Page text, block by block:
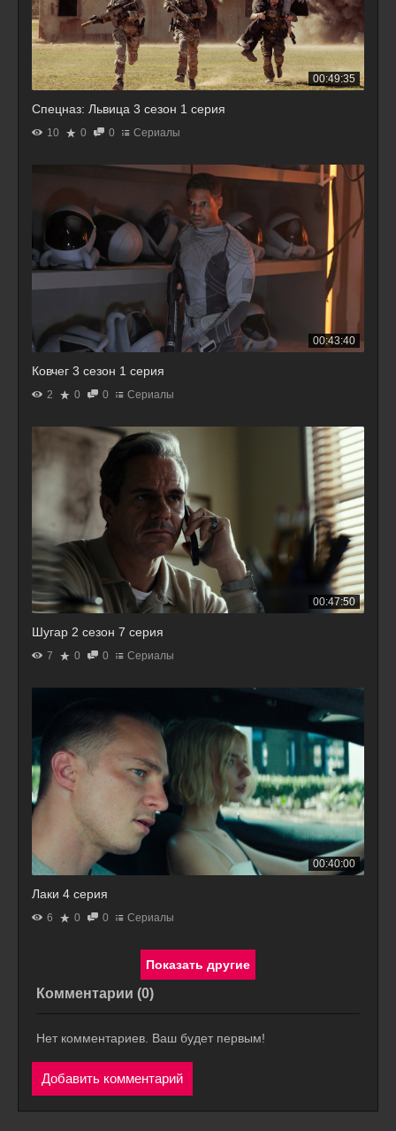
00:49:35
Спецназ: Львица 3 сезон 1 серия
10 0 0 Сериалы
00:43:40
Ковчег 3 сезон 1 серия
2 0 0 Сериалы
00:47:50
Шугар 2 сезон 7 серия
7 0 0 Сериалы
00:40:00
Лаки 4 серия
6 0 0 Сериалы
Комментарии (0)
Нет комментариев. Ваш будет первым!
Добавить комментарий